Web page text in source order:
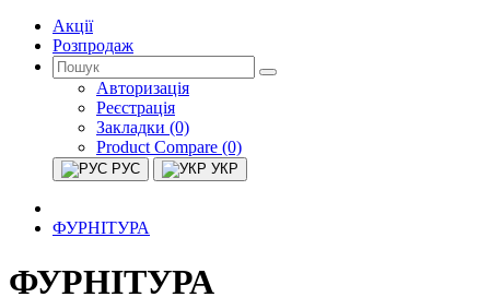
Акції
Розпродаж
Авторизація
Реєстрація
Закладки (0)
Product Compare (0)
РУС УКР
ФУРНІТУРА
ФУРНІТУРА